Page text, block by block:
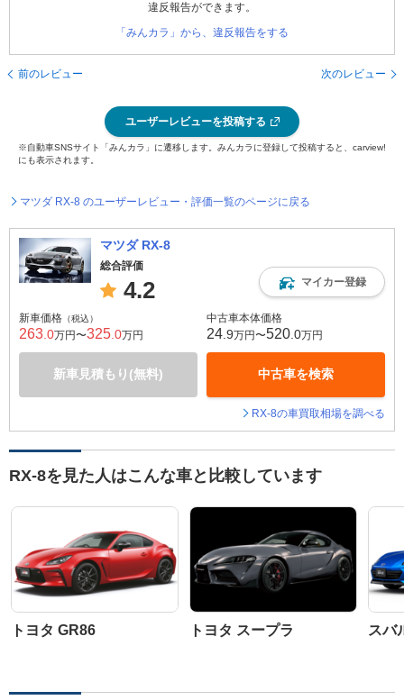
違反報告ができます。
「みんカラ」から、違反報告をする
前のレビュー 次のレビュー
ユーザーレビューを投稿する
※自動車SNSサイト「みんカラ」に遷移します。みんカラに登録して投稿すると、carview!
にも表示されます。
マツダ RX-8 のユーザーレビュー・評価一覧のページに戻る
マツダ RX-8
総合評価
4.2 マイカー登録
新車価格 （税込）
263 .0万円〜325 .0万円
新車見積もり(無料)
中古車本体価格
24 .9万円〜520 .0万円
中古車を検索
RX-8の車買取相場を調べる
RX-8を見た人はこんな車と比較しています
トヨタ GR86 トヨタ スープラ スバ